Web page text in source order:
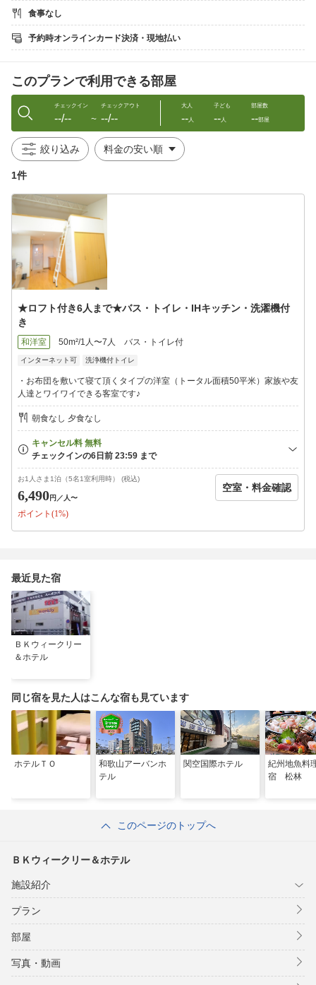
☆長期滞在も可能です、長期のご希望の際はご相談に応じます。
※駐車場は無料です。
台数に限りがあり先着順となります。満車の場合はお近くのコイ
食事なし
予約時オンラインカード決済・現地払い
このプランで利用できる部屋
チェックイン
--/-- 〜
チェックアウト
--/--
大人
--人
子ども
--人
部屋数
--部屋
絞り込み
1件
★ロフト付き6人まで★バス・トイレ・IHキッチン・洗濯機付
き
和洋室 50m²/1人〜7人 バス・トイレ付
インターネット可 洗浄機付トイレ
・お布団を敷いて寝て頂くタイプの洋室（トータル面積50平米）家族や友
人達とワイワイできる客室です♪
朝食なし 夕食なし
お1人さま1泊（5名1室利用時） (税込)
6,490円 ／人〜
ポイント(1%)
空室・料金確認
最近見た宿
ＢＫウィークリー
＆ホテル
同じ宿を見た人はこんな宿も見ています
ホテルＴＯ
和歌山アーバンホ
テル
関空国際ホテル
紀州地魚
宿 松林
このページのトップへ
ＢＫウィークリー＆ホテル
施設紹介
プラン
部屋
写真・動画